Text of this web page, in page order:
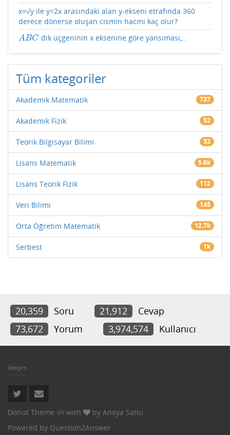
x=√y ile y=2x arasındaki alan y-ekseni etrafında 360
derece dönerse oluşan cismin hacmi kaç olur?
ABC
ABC dik üçgeninin x eksenine göre yansıması,..
Tüm kategoriler
Akademik Matematik 737
Akademik Fizik 52
Teorik Bilgisayar Bilimi 32
Lisans Matematik 5.6k
Lisans Teorik Fizik 112
Veri Bilimi 145
Orta Öğretim Matematik 12.7k
Serbest 1k
20,359 Soru 21,912
Cevap
73,672
Yorum 3,974,574 Kullanıcı
İletişim
Donut Theme with by Amiya Sahu
Powered by Question2Answer